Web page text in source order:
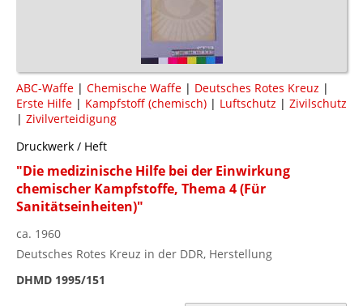
ABC-Waffe | Chemische Waffe | Deutsches Rotes Kreuz |
Erste Hilfe | Kampfstoff (chemisch) | Luftschutz | Zivilschutz
| Zivilverteidigung
Druckwerk / Heft
"Die medizinische Hilfe bei der Einwirkung
chemischer Kampfstoffe, Thema 4 (Für
Sanitätseinheiten)"
ca. 1960
Deutsches Rotes Kreuz in der DDR, Herstellung
DHMD 1995/151